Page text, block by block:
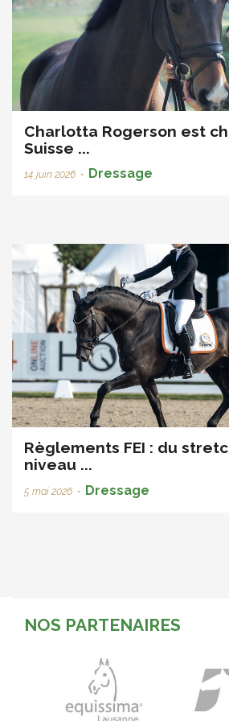
Charlotta Rogerson est
Suisse ...
14 juin 2026 • Dressage
Règlements FEI : du
niveau ...
5 mai 2026 • Dressage
NOS PARTENAIRES